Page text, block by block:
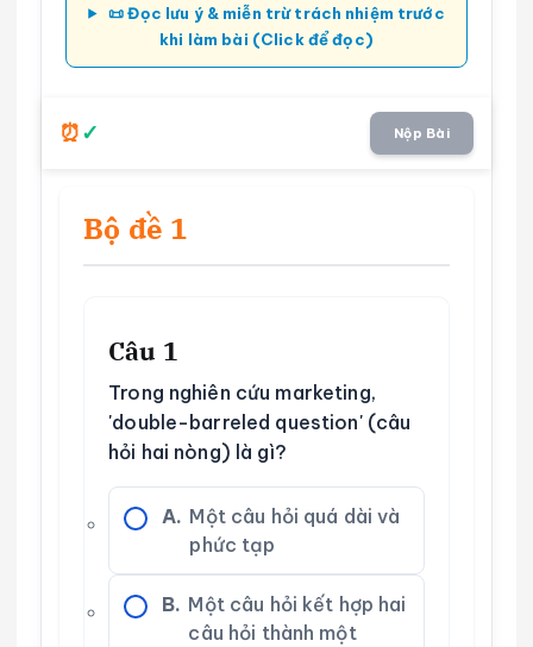
📜 Đọc lưu ý & miễn trừ trách nhiệm trước
khi làm bài (Click để đọc)
Nộp Bài
Bộ đề 1
Câu 1
Trong nghiên cứu marketing,
'double-barreled question' (câu
hỏi hai nòng) là gì?
A. Một câu hỏi quá dài và
phức tạp
B. Một câu hỏi kết hợp hai
câu hỏi thành một